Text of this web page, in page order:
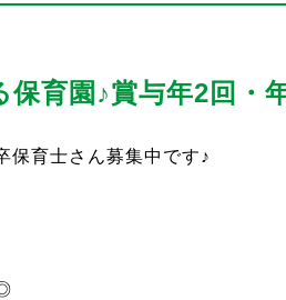
保育園♪賞与年2回・
保育士さん募集中です♪